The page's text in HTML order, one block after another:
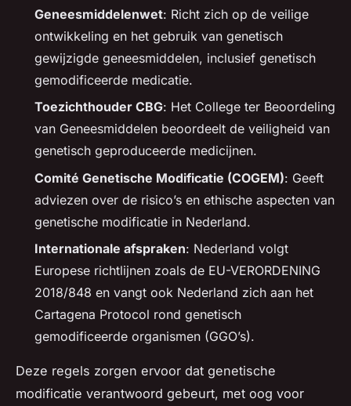
Geneesmiddelenwet: Richt zich op de veilige
ontwikkeling en het gebruik van genetisch
gewijzigde geneesmiddelen, inclusief genetisch
gemodificeerde medicatie.
Toezichthouder CBG: Het College ter Beoordeling
van Geneesmiddelen beoordeelt de veiligheid van
genetisch geproduceerde medicijnen.
Comité Genetische Modificatie (COGEM): Geeft
adviezen over de risico’s en ethische aspecten van
genetische modificatie in Nederland.
Internationale afspraken: Nederland volgt
Europese richtlijnen zoals de EU-VERORDENING
2018/848 en vangt ook Nederland zich aan het
Cartagena Protocol rond genetisch
gemodificeerde organismen (GGO’s).
Deze regels zorgen ervoor dat genetische
modificatie verantwoord gebeurt, met oog voor